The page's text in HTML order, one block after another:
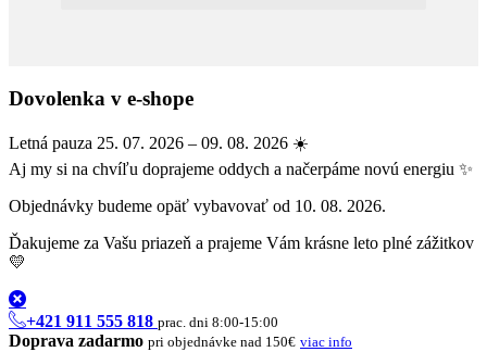
Dovolenka v e-shope
Letná pauza 25. 07. 2026 – 09. 08. 2026 ☀️
Aj my si na chvíľu doprajeme oddych a načerpáme novú energiu ✨
Objednávky budeme opäť vybavovať od 10. 08. 2026.
Ďakujeme za Vašu priazeň a prajeme Vám krásne leto plné zážitkov
💛
+421 911 555 818 prac. dni 8:00-15:00
Doprava zadarmo pri objednávke nad 150€ viac info